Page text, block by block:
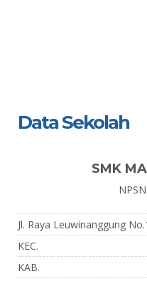
Data Sekolah
SMK
Jl. Raya Leuwinanggung
KEC.
KAB.